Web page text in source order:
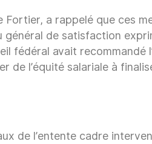
Fortier, a rappelé que ces
général de satisfaction
fédéral avait
de l’équité salariale à
de l’entente cadre